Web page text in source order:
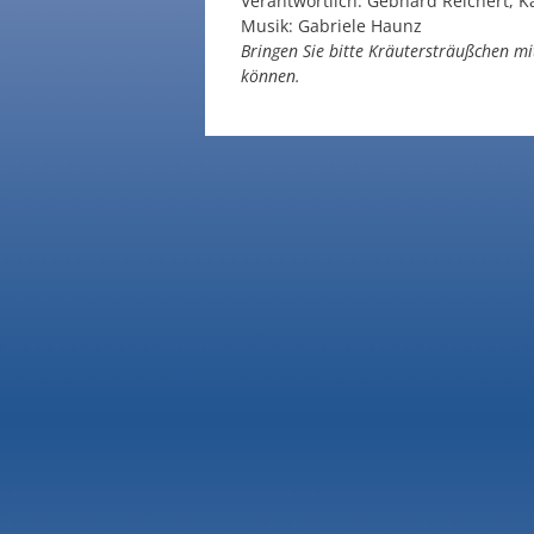
Musik: Gabriele Haunz
Bringen Sie bitte Kräutersträußchen
können.